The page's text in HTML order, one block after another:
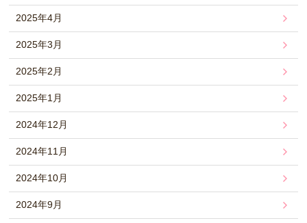
2025年4月
2025年3月
2025年2月
2025年1月
2024年12月
2024年11月
2024年10月
2024年9月